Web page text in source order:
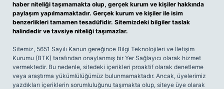
haber niteliği taşımamakta olup, gerçek kurum ve kişiler hakkında
paylaşım yapılmamaktadır. Gerçek kurum ve kişiler ile isim
benzerlikleri tamamen tesadüfidir. Sitemizdeki bilgiler taslak
halindedir ve tavsiye niteliği taşımazlar.
Sitemiz, 5651 Sayılı Kanun gereğince Bilgi Teknolojileri ve İletişim
Kurumu (BTK) tarafından onaylanmış bir Yer Sağlayıcı olarak hizmet
vermektedir. Bu nedenle, sitedeki içerikleri proaktif olarak denetleme
veya araştırma yükümlülüğümüz bulunmamaktadır. Ancak, üyelerimiz
yazdıkları içeriklerin sorumluluğunu taşımakta olup, siteye üye olarak